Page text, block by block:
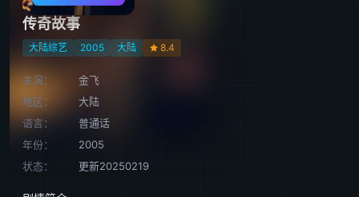
传奇故事
大陆综艺 2005 大陆 8.4
主演：
金飞
地区：
大陆
语言：
普通话
年份：
2005
状态：
更新20250219